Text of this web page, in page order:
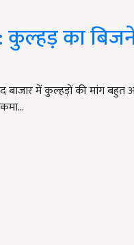
कुल्हड़ का
बाजार में कुल्हड़ों की मांग